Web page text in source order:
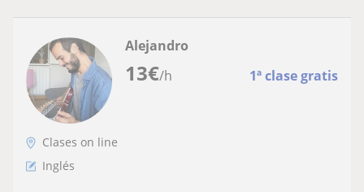
13€/h 1ª clase gratis
Alejandro
Clases on line
Inglés